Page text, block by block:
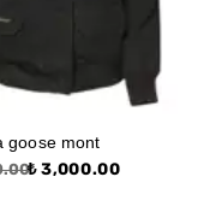
goose mont
₺ 3,000.00